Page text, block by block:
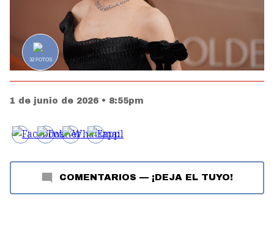
32FOTOS
1 de junio de 2026 • 8:55pm
COMENTARIOS — ¡DEJA EL TUYO!